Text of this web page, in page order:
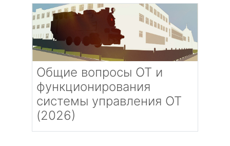
Общие вопросы ОТ и
функционирования
системы управления ОТ
(2026)